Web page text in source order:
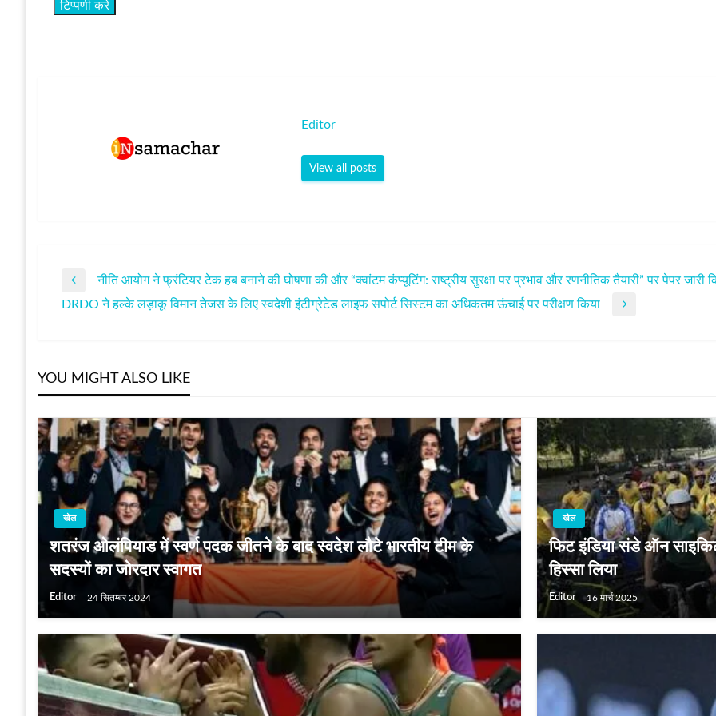
Editor
View all posts
पोस्ट
Previous
Post
नीति आयोग ने फ्रंटियर टेक हब बनाने की घोषणा की और “क्वांटम कंप्यूटिंग: राष्ट्रीय सुरक्षा पर प्रभाव और रणनीतिक तैयारी” पर पेपर जारी
Next
DRDO ने हल्के लड़ाकू विमान तेजस के लिए स्वदेशी इंटीग्रेटेड लाइफ सपोर्ट सिस्टम का अधिकतम ऊंचाई पर परीक्षण किया
YOU MIGHT ALSO LIKE
खेल
शतरंज ओलंपियाड में स्वर्ण पदक जीतने के बाद स्वदेश लौटे भारतीय टीम के
सदस्यों का जोरदार स्वागत
Editor 24 सितम्बर 2024
खेल
फिट इंडिया संडे ऑन
हिस्सा लिया
Editor 16 मार्च 2025